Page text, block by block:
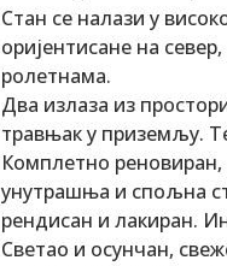
Стан се налази у
оријентисане на
ролетнама.
Два излаза из
травњак у приземљу.
Комплетно
унутрашња и спољна
рендисан и лакиран.
Светао и осунчан,